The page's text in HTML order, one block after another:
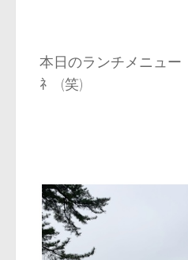
本日のランチメニュ
ﾈ (笑)